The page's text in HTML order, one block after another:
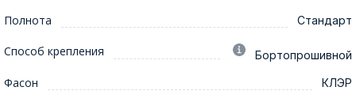
Полнота Стандарт
Способ крепления Бортопрошивной
Фасон КЛЭР